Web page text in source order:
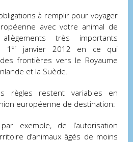
à remplir pour voyager
avec votre animal de
très importants
1 erjanvier 2012 en ce qui
frontières vers le Royaume
et la Suède.
règles restent variables en
européenne de destination:
exemple, de l’autorisation
d’animaux âgés de moins